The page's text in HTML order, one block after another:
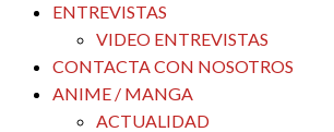
ENTREVISTAS
VIDEO ENTREVISTAS
CONTACTA CON NOSOTROS
ANIME / MANGA
ACTUALIDAD